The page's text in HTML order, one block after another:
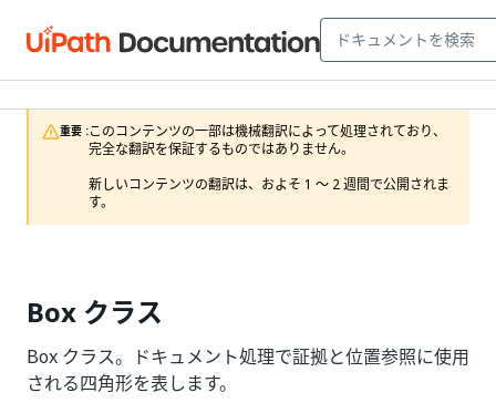
重要 :このコンテンツの一部は機械翻訳によって処理されており、
完全な翻訳を保証するものではありません。
新しいコンテンツの翻訳は、およそ 1 ～ 2 週間で公開されま
す。
Box クラス
Box クラス。ドキュメント処理で証拠と位置参照に使用
される四角形を表します。